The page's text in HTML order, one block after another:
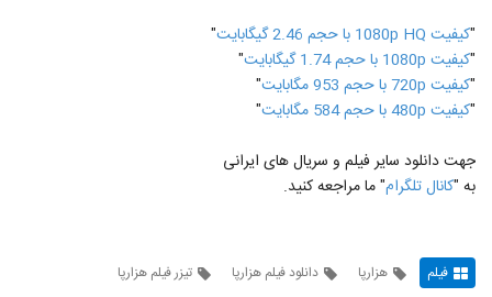
"کيفيت 1080p HQ با حجم 2.46 گیگابايت
"
"کيفيت 1080p با حجم 1.74 گیگابايت
"
"کيفيت 720p با حجم 953 مگابايت
"
"کيفيت 480p با حجم 584 مگابايت
"
جهت دانلود سایر فیلم و سریال های ایرانی
به "کانال تلگرام" ما مراجعه کنید.
فیلم هزارپا دانلود فیلم هزارپا
تیزر فیلم هزارپا